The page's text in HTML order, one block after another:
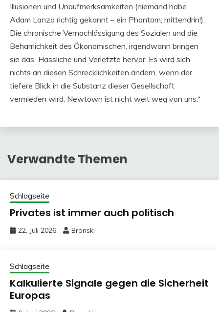
Illusionen und Unaufmerksamkeiten (niemand habe
Adam Lanza richtig gekannt – ein Phantom, mittendrin!).
Die chronische Vernachlässigung des Sozialen und die
Beharrlichkeit des Ökonomischen, irgendwann bringen
sie das Hässliche und Verletzte hervor. Es wird sich
nichts an diesen Schrecklichkeiten ändern, wenn der
tiefere Blick in die Substanz dieser Gesellschaft
vermieden wird. Newtown ist nicht weit weg von uns.“
Verwandte Themen
Schlagseite
Privates ist immer auch politisch
22. Juli 2026 Bronski
Schlagseite
Kalkulierte Signale gegen die Sicherheit
Europas